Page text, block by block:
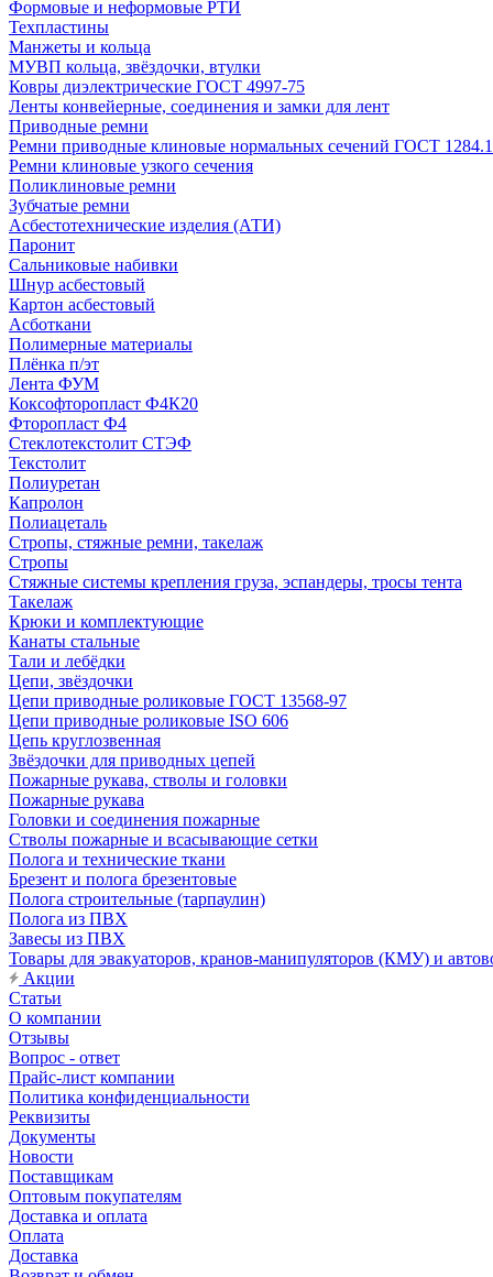
Формовые и неформовые РТИ
Техпластины
Манжеты и кольца
МУВП кольца, звёздочки, втулки
Ковры диэлектрические ГОСТ 4997-75
Ленты конвейерные, соединения и замки для лент
Приводные ремни
Ремни приводные клиновые нормальных сечений ГОСТ
Ремни клиновые узкого сечения
Поликлиновые ремни
Зубчатые ремни
Асбестотехнические изделия (АТИ)
Паронит
Сальниковые набивки
Шнур асбестовый
Картон асбестовый
Асботкани
Полимерные материалы
Плёнка п/эт
Лента ФУМ
Коксофторопласт Ф4К20
Фторопласт Ф4
Стеклотекстолит СТЭФ
Текстолит
Полиуретан
Капролон
Полиацеталь
Стропы, стяжные ремни, такелаж
Стропы
Стяжные системы крепления груза, эспандеры, тросы тента
Такелаж
Крюки и комплектующие
Канаты стальные
Тали и лебёдки
Цепи, звёздочки
Цепи приводные роликовые ГОСТ 13568-97
Цепи приводные роликовые ISO 606
Цепь круглозвенная
Звёздочки для приводных цепей
Пожарные рукава, стволы и головки
Пожарные рукава
Головки и соединения пожарные
Стволы пожарные и всасывающие сетки
Полога и технические ткани
Брезент и полога брезентовые
Полога строительные (тарпаулин)
Полога из ПВХ
Завесы из ПВХ
Товары для эвакуаторов, кранов-манипуляторов (КМУ) и
Акции
Статьи
О компании
Отзывы
Вопрос - ответ
Прайс-лист компании
Политика конфиденциальности
Реквизиты
Документы
Новости
Поставщикам
Оптовым покупателям
Доставка и оплата
Оплата
Доставка